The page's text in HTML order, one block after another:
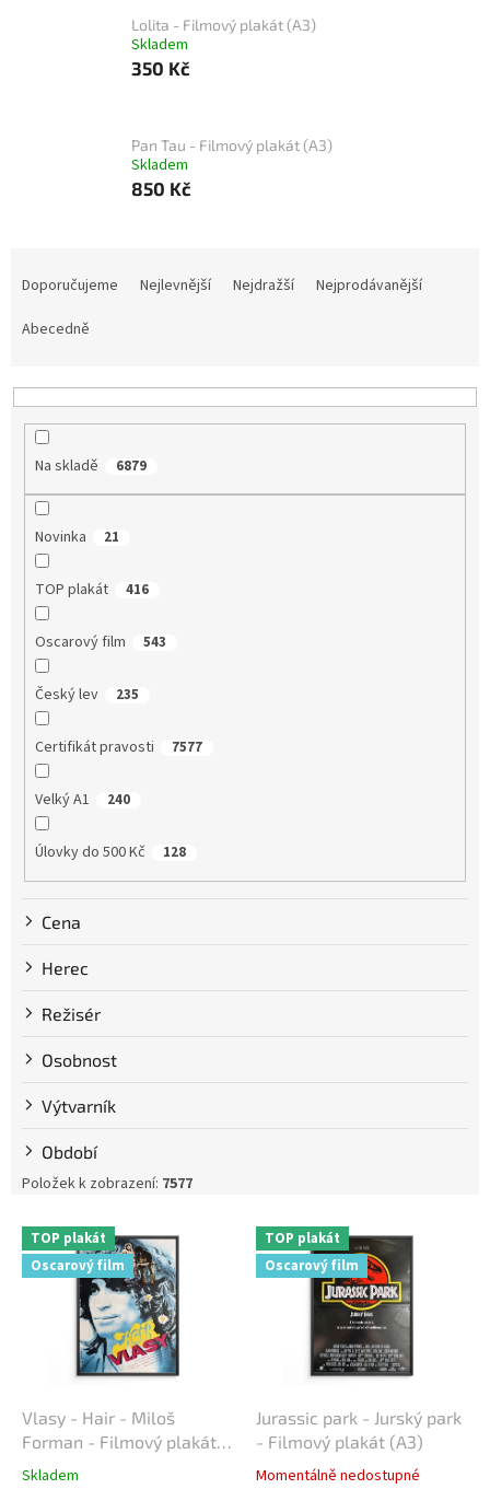
Lolita - Filmový plakát (A3)
Skladem
350 Kč
Pan Tau - Filmový plakát (A3)
Skladem
850 Kč
p
Doporučujeme Nejlevnější Nejdražší
Nejprodávanější
Abecedně
Na skladě 6879
Novinka 21
TOP plakát 416
Oscarový film 543
Český lev 235
Certifikát pravosti 7577
Velký A1 240
Úlovky do 500 Kč 128
Cena
Herec
Režisér
Osobnost
Výtvarník
Období
Položek k zobrazení: 7577
V
p
TOP plakát
Oscarový film
Vlasy - Hair - Miloš
Forman - Filmový plakát
(A3)
Skladem
TOP plakát
Oscarový film
Jurassic park - Jurský park
- Filmový plakát (A3)
Momentálně nedostupné